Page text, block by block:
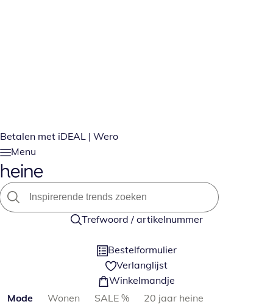
Betalen met iDEAL | Wero
Menu
Trefwoord / artikelnummer
Bestelformulier
Verlanglijst
Winkelmandje
Productcategorieën overslaan
Mode Wonen SALE %
20 jaar heine